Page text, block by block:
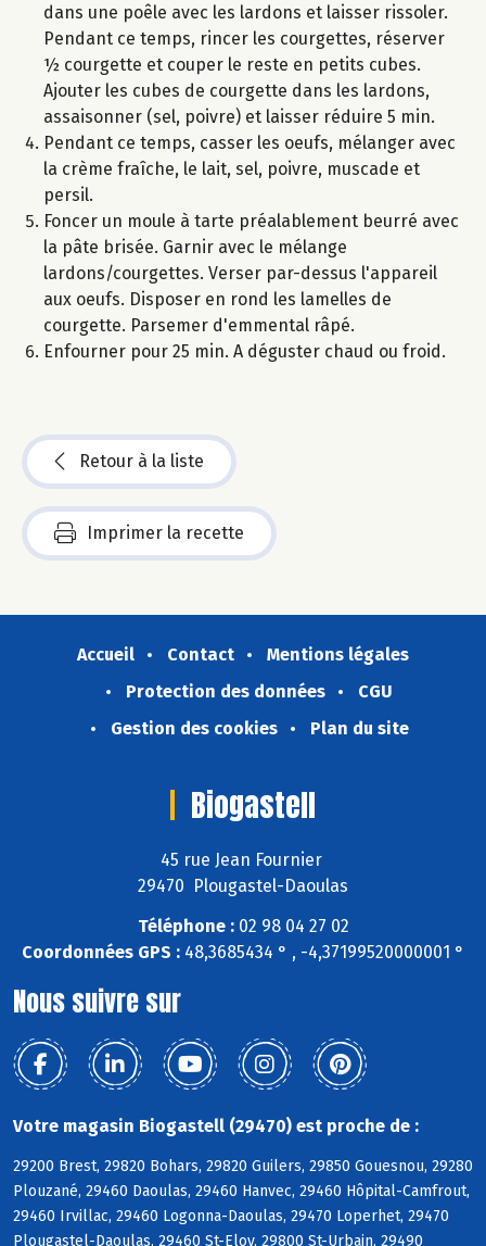
dans une poêle avec les lardons et laisser rissoler.
Pendant ce temps, rincer les courgettes, réserver
½ courgette et couper le reste en petits cubes.
Ajouter les cubes de courgette dans les lardons,
assaisonner (sel, poivre) et laisser réduire 5 min.
Pendant ce temps, casser les oeufs, mélanger avec
la crème fraîche, le lait, sel, poivre, muscade et
persil.
Foncer un moule à tarte préalablement beurré avec
la pâte brisée. Garnir avec le mélange
lardons/courgettes. Verser par-dessus l'appareil
aux oeufs. Disposer en rond les lamelles de
courgette. Parsemer d'emmental râpé.
Enfourner pour 25 min. A déguster chaud ou froid.
Retour à la liste
Imprimer la recette
Accueil Contact
Mentions légales
Protection des données
CGU
Gestion des cookies
Plan du site
Biogastell
45 rue Jean Fournier
29470 Plougastel-Daoulas
Téléphone :02 98 04 27 02
Coordonnées GPS : 48,3685434 ° , -4,37199520000001 °
Nous suivre sur
Votre magasin Biogastell (29470) est proche de :
29200 Brest, 29820 Bohars, 29820 Guilers, 29850 Gouesnou, 29280
Plouzané, 29460 Daoulas, 29460 Hanvec, 29460 Hôpital-Camfrout,
29460 Irvillac, 29460 Logonna-Daoulas, 29470 Loperhet, 29470
Plougastel-Daoulas, 29460 St-Eloy, 29800 St-Urbain, 29490